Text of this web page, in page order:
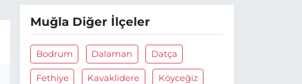
Muğla Diğer İlçeler
Bodrum Dalaman Datça
Fethiye Kavaklidere Köyceğiz